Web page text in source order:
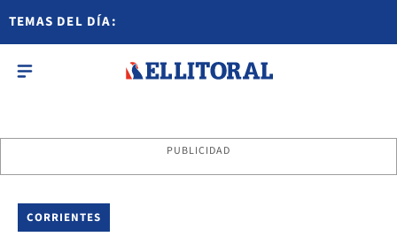
TEMAS DEL DÍA:
PUBLICIDAD
CORRIENTES